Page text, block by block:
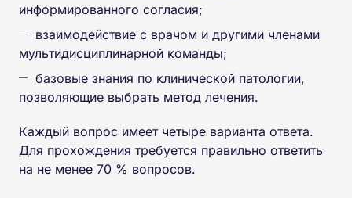
информированного согласия;
взаимодействие с врачом и другими членами
мультидисциплинарной команды;
базовые знания по клинической патологии,
позволяющие выбрать метод лечения.
Каждый вопрос имеет четыре варианта ответа.
Для прохождения требуется правильно ответить
на не менее 70 % вопросов.